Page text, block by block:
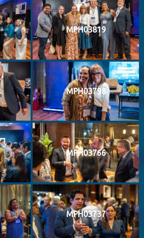
MPH03819
MPH03798
MPH03766
MPH03737